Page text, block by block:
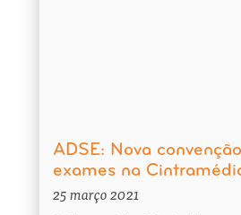
ADSE: Nova
exames na
25 março 2021